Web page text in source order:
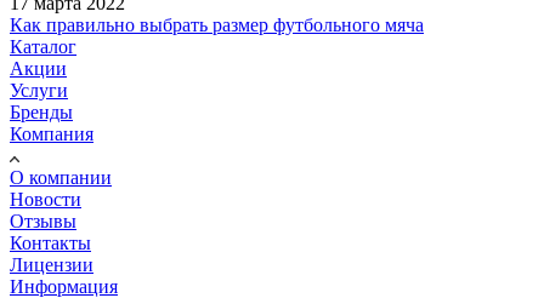
Как правильно выбрать размер футбольного мяча
Каталог
Акции
Услуги
Бренды
Компания
О компании
Новости
Отзывы
Контакты
Лицензии
Информация